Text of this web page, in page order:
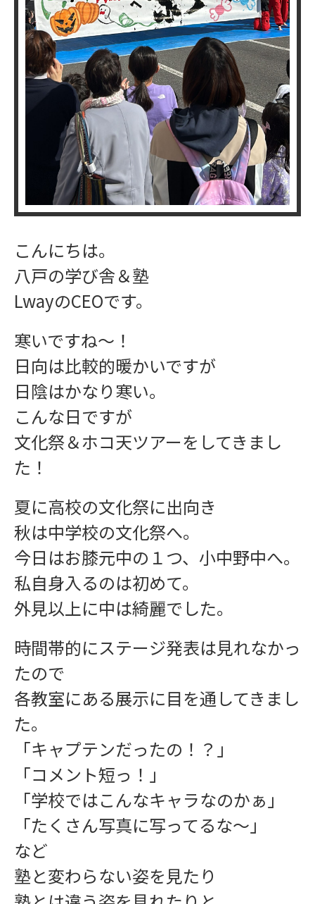
ワークショップ
学習指導
こんにちは。
八戸の学び舎＆塾
LwayのCEOです。
寒いですね〜！
日向は比較的暖かいですが
日陰はかなり寒い。
こんな日ですが
文化祭＆ホコ天ツアーをしてきまし
た！
夏に高校の文化祭に出向き
秋は中学校の文化祭へ。
今日はお膝元中の１つ、小中野中へ。
私自身入るのは初めて。
外見以上に中は綺麗でした。
時間帯的にステージ発表は見れなかっ
たので
各教室にある展示に目を通してきまし
た。
「キャプテンだったの！？」
「コメント短っ！」
「学校ではこんなキャラなのかぁ」
「たくさん写真に写ってるな〜」
など
塾と変わらない姿を見たり